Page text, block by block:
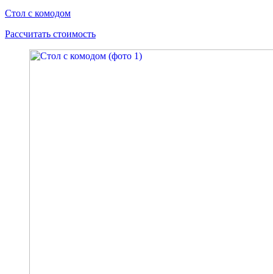
Стол с комодом
Рассчитать стоимость